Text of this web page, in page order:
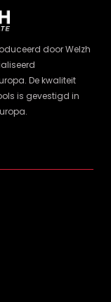
door Welzh
De kwaliteit
is gevestigd in